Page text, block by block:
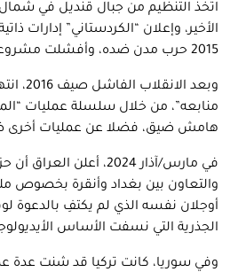
اتخذ التنظيم من جبال قنديل في
الأخير، وإعلان “الكردستاني” إدارات
2015 حرب مدن ضده، وأفشلت مشروعه وأخرجته من أراضيها.
وبعد
منابعه”، من خلال سلسلة عمليات
هامش ضيق، فضلا عن عمليات أخرى
في مارس/آذار 2024،
والتعاون بين بغداد وأنقرة بخصوص
أوجلان نفسه الذي لم يكتفِ بالدعوة
الجذرية التي نسفت الأساس
وفي سوريا، كانت تركيا قد شنت عدة